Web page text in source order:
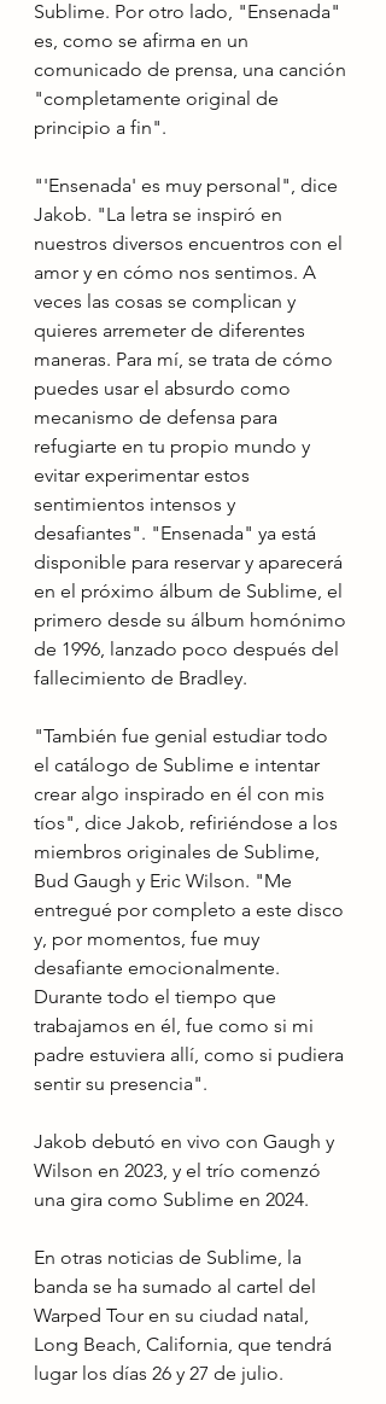
Sublime. Por otro lado, "Ensenada"
es, como se afirma en un
comunicado de prensa, una canción
"completamente original de
principio a fin".
"'Ensenada' es muy personal", dice
Jakob. "La letra se inspiró en
nuestros diversos encuentros con el
amor y en cómo nos sentimos. A
veces las cosas se complican y
quieres arremeter de diferentes
maneras. Para mí, se trata de cómo
puedes usar el absurdo como
mecanismo de defensa para
refugiarte en tu propio mundo y
evitar experimentar estos
sentimientos intensos y
desafiantes". "Ensenada" ya está
disponible para reservar y aparecerá
en el próximo álbum de Sublime, el
primero desde su álbum homónimo
de 1996, lanzado poco después del
fallecimiento de Bradley.
"También fue genial estudiar todo
el catálogo de Sublime e intentar
crear algo inspirado en él con mis
tíos", dice Jakob, refiriéndose a los
miembros originales de Sublime,
Bud Gaugh y Eric Wilson. "Me
entregué por completo a este disco
y, por momentos, fue muy
desafiante emocionalmente.
Durante todo el tiempo que
trabajamos en él, fue como si mi
padre estuviera allí, como si pudiera
sentir su presencia".
Jakob debutó en vivo con Gaugh y
Wilson en 2023, y el trío comenzó
una gira como Sublime en 2024.
En otras noticias de Sublime, la
banda se ha sumado al cartel del
Warped Tour en su ciudad natal,
Long Beach, California, que tendrá
lugar los días 26 y 27 de julio.